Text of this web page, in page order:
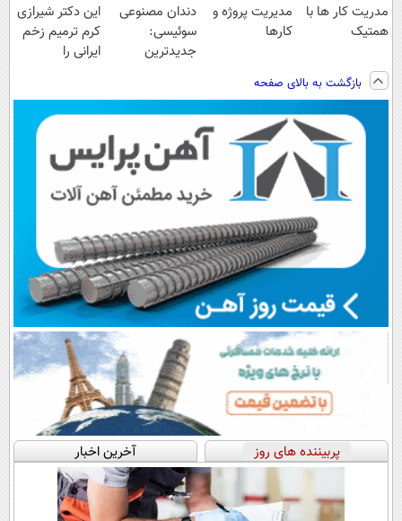
مدریت کار ها با
همتیک
مدیریت پروژه و
کارها
دندان مصنوعی
سوئیسی:
جدیدترین
پرداخت قسطی
این دکتر شیرازی
کرم ترمیم زخم
ایرانی را
بازگشت به بالای صفحه
پربیننده های روز آخرین اخبار